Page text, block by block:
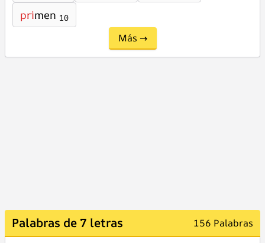
primen 10
Más →
Palabras de 7 letras 156 Palabras